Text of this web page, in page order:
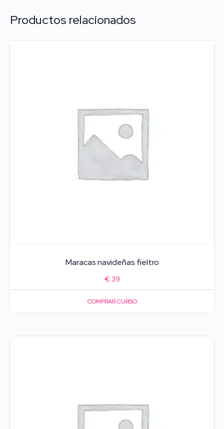
Productos relacionados
Maracas navideñas fieltro
€ 39
COMPRAR CURSO